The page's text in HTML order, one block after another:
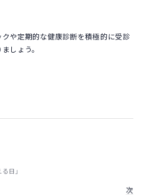
や定期的な健康診断を積極的に受診
しょう。
日」
次